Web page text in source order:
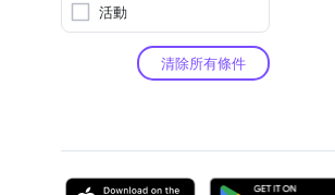
活動
清除所有條件